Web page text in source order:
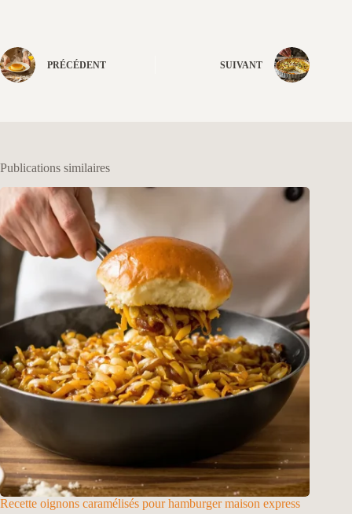
PRÉCÉDENT SUIVANT
Publications similaires
Recette oignons caramélisés pour hamburger maison express